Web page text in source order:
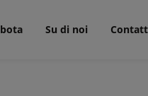
Su di noi